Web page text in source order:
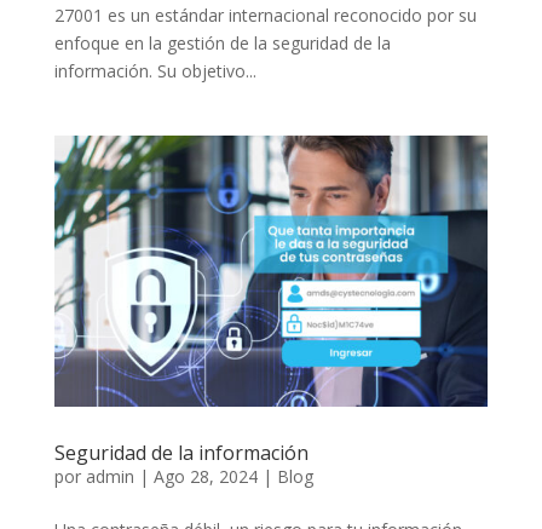
27001 es un estándar internacional reconocido por su
enfoque en la gestión de la seguridad de la
información. Su objetivo...
Seguridad de la información
por admin | Ago 28, 2024| Blog